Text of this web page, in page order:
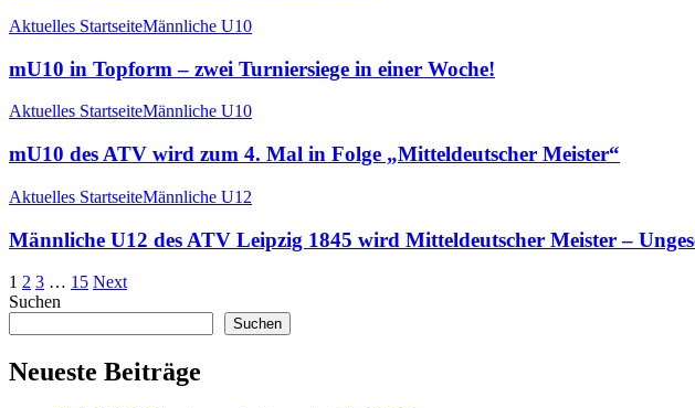
Aktuelles StartseiteMännliche U10
mU10 in Topform – zwei Turniersiege in einer Woche!
Aktuelles StartseiteMännliche U10
mU10 des ATV wird zum 4. Mal in Folge „Mitteldeutscher Meister“
Aktuelles StartseiteMännliche U12
Männliche U12 des ATV Leipzig 1845 wird Mitteldeutscher Meister –
1 2 3 … 15 Next
Suchen
Suchen
Neueste Beiträge